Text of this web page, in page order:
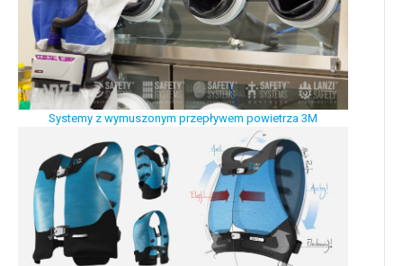
Systemy z wymuszonym przepływem powietrza 3M